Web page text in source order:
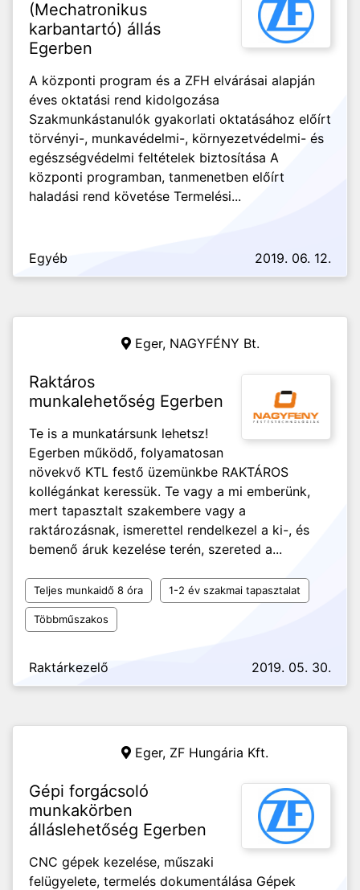
(Mechatronikus
karbantartó) állás
Egerben
A központi program és a ZFH elvárásai alapján
éves oktatási rend kidolgozása
Szakmunkástanulók gyakorlati oktatásához előírt
törvényi-, munkavédelmi-, környezetvédelmi- és
egészségvédelmi feltételek biztosítása A
központi programban, tanmenetben előírt
haladási rend követése Termelési...
Egyéb 2019. 06. 12.
Eger, NAGYFÉNY Bt.
Raktáros
munkalehetőség Egerben
Te is a munkatársunk lehetsz!
Egerben működő, folyamatosan
növekvő KTL festő üzemünkbe RAKTÁROS
kollégánkat keressük. Te vagy a mi emberünk,
mert tapasztalt szakembere vagy a
raktározásnak, ismerettel rendelkezel a ki-, és
bemenő áruk kezelése terén, szereted a...
Teljes munkaidő 8 óra 1-2 év szakmai tapasztalat
Többműszakos
Raktárkezelő 2019. 05. 30.
Eger, ZF Hungária Kft.
Gépi forgácsoló
munkakörben
álláslehetőség Egerben
CNC gépek kezelése, műszaki
felügyelete, termelés dokumentálása Gépek